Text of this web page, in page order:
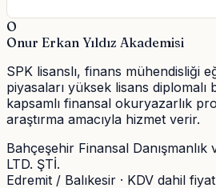
O
Onur Erkan Yıldız Akademisi
SPK lisanslı, finans mühendisliği
piyasaları yüksek lisans diplomalı
kapsamlı finansal okuryazarlık
araştırma amacıyla hizmet verir.
Bahçeşehir Finansal Danışmanlık
LTD. ŞTİ.
Edremit / Balıkesir · KDV dahil